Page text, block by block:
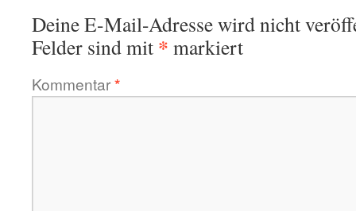
Deine E-Mail-Adresse wird nicht
Felder sind mit * markiert
Kommentar*